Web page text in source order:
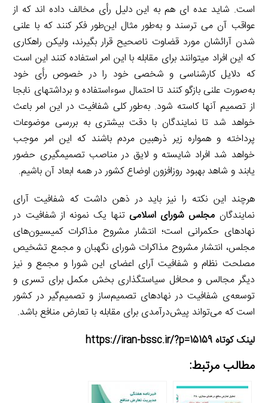
است. شاید عده­ ای هم به این دلیل رأی مخالف داده­ اند که از
عواقب آن می­ ترسند و به‌طور مثال این‌طور فکر کنند که با علنی
شدن آرائشان مورد قضاوت ناصحیح قرار بگیرند، ولیکن راهکاری
که این افراد می­توانند برای مقابله با این امر استفاده کنند این است
که دلایل کارشناسی و شخصی خود را در خصوص رأی خود
به‌صورت علنی بازگو کنند تا احتمال سوءاستفاده و برداشت­های نابجا
از تصمیم آن­ها کاسته شود. به‌طور کلی شفافیت در این امر باعث
خواهد شد تا نمایندگان با دقت بیشتری به بررسی موضوعات
پرداخته و همواره زیر ذره­بین مردم باشند که این امر موجب
خواهد شد افراد شایسته و لایق در مناصب تصمیم­گیری حضور
یابند و شاهد بهبود روزافزون اوضاع کشور در همه ابعاد آن باشیم.
هرچند این نکته را نیز باید در ذهن داشت که شفافیت آرای
نمایندگان مجلس شورای اسلامی تنها یک نمونه از شفافیت در
نهادهای حکمرانی است؛ انتشار مشروح مذاکرات کمیسیون‌های
مجلس، انتشار مشروح مذاکرات شورای نگهبان و مجمع تشخیص
مصلحت نظام و شفافیت آرای اعضای این شورا و مجمع و نیز
دیگر مجالس و محافل سیاستگذاری بخش مکمل برای تسری و
توسعه‌ی شفافیت در نهادهای تصمیم‌ساز و تصمیم‌گیر در کشور
است که می‌تواند پیش‌درآمدی برای مقابله با تعارض منافع باشد.
لینک کوتاه https://iran-bssc.ir/?p=15159
مطالب مرتبط: